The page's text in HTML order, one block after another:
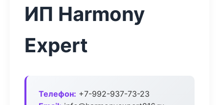
ИП Harmony
Expert
Телефон: +7-992-937-73-23